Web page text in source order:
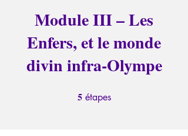
Module III – Les
Enfers, et le monde
divin infra-Olympe
5 étapes